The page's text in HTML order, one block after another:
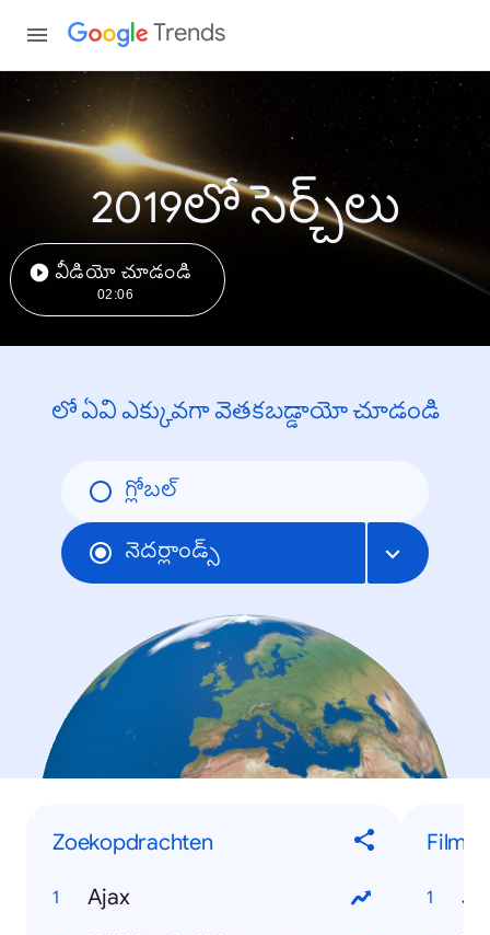
Trends
2019లో సెర్చ్‌లు
వీడియో చూడండి
02:06
లో ఏవి ఎక్కువగా వెతకబడ్డాయో చూడండి
గ్లోబల్
నెదర్లాండ్స్
Zoekopdrachten
Ajax
Films